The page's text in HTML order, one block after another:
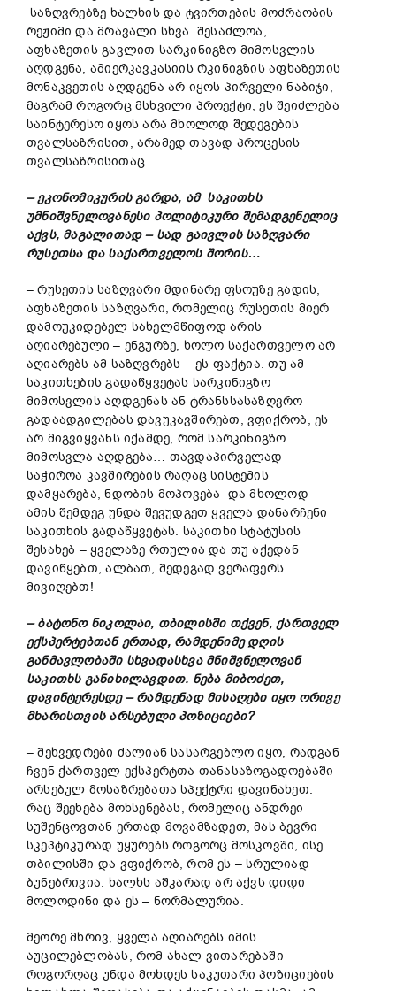
საზღვრებზე ხალხის და ტვირთების მოძრაობის
რეჟიმი და მრავალი სხვა. შესაძლოა,
აფხაზეთის გავლით სარკინიგზო მიმოსვლის
აღდგენა, ამიერკავკასიის რკინიგზის აფხაზეთის
მონაკვეთის აღდგენა არ იყოს პირველი ნაბიჯი,
მაგრამ როგორც მსხვილი პროექტი, ეს შეიძლება
საინტერესო იყოს არა მხოლოდ შედეგების
თვალსაზრისით, არამედ თავად პროცესის
თვალსაზრისითაც.
– ეკონომიკურის გარდა, ამ საკითხს
უმნიშვნელოვანესი პოლიტიკური შემადგენელიც
აქვს, მაგალითად – სად გაივლის საზღვარი
რუსეთსა და საქართველოს შორის…
– რუსეთის საზღვარი მდინარე ფსოუზე გადის,
აფხაზეთის საზღვარი, რომელიც რუსეთის მიერ
დამოუკიდებელ სახელმწიფოდ არის
აღიარებული – ენგურზე, ხოლო საქართველო არ
აღიარებს ამ საზღვრებს – ეს ფაქტია. თუ ამ
საკითხების გადაწყვეტას სარკინიგზო
მიმოსვლის აღდგენას ან ტრანსსასაზღვრო
გადაადგილებას დავუკავშირებთ, ვფიქრობ, ეს
არ მიგვიყვანს იქამდე, რომ სარკინიგზო
მიმოსვლა აღდგება… თავდაპირველად
საჭიროა კავშირების რაღაც სისტემის
დამყარება, ნდობის მოპოვება და მხოლოდ
ამის შემდეგ უნდა შევუდგეთ ყველა დანარჩენი
საკითხის გადაწყვეტას. საკითხი სტატუსის
შესახებ – ყველაზე რთულია და თუ აქედან
დავიწყებთ, ალბათ, შედეგად ვერაფერს
მივიღებთ!
– ბატონო ნიკოლაი, თბილისში თქვენ, ქართველ
ექსპერტებთან ერთად, რამდენიმე დღის
განმავლობაში სხვადასხვა მნიშვნელოვან
საკითხს განიხილავდით. ნება მიბოძეთ,
დავინტერესდე – რამდენად მისაღები იყო ორივე
მხარისთვის არსებული პოზიციები?
– შეხვედრები ძალიან სასარგებლო იყო, რადგან
ჩვენ ქართველ ექსპერტთა თანასაზოგადოებაში
არსებულ მოსაზრებათა სპექტრი დავინახეთ.
რაც შეეხება მოხსენებას, რომელიც ანდრეი
სუშენცოვთან ერთად მოვამზადეთ, მას ბევრი
სკეპტიკურად უყურებს როგორც მოსკოვში, ისე
თბილისში და ვფიქრობ, რომ ეს – სრულიად
ბუნებრივია. ხალხს აშკარად არ აქვს დიდი
მოლოდინი და ეს – ნორმალურია.
მეორე მხრივ, ყველა აღიარებს იმის
აუცილებლობას, რომ ახალ ვითარებაში
როგორღაც უნდა მოხდეს საკუთარი პოზიციების